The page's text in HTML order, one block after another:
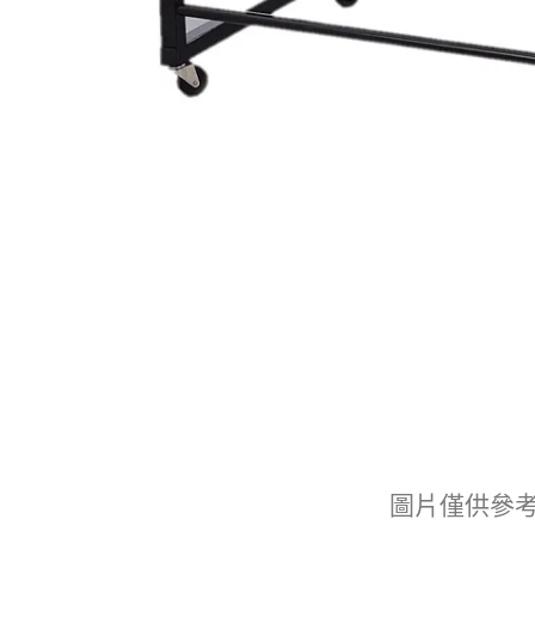
圖片僅供參